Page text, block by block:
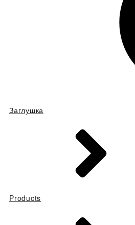
Заглушка
Products